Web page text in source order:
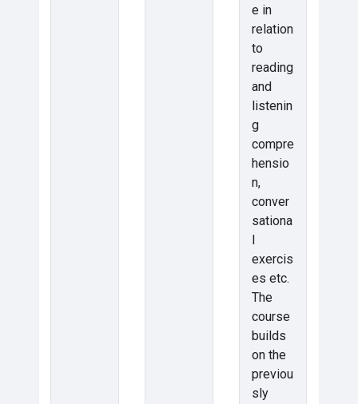
e in
relation
to
reading
and
listenin
g
compre
hensio
n,
conver
sationa
l
exercis
es etc.
The
course
builds
on the
previou
sly